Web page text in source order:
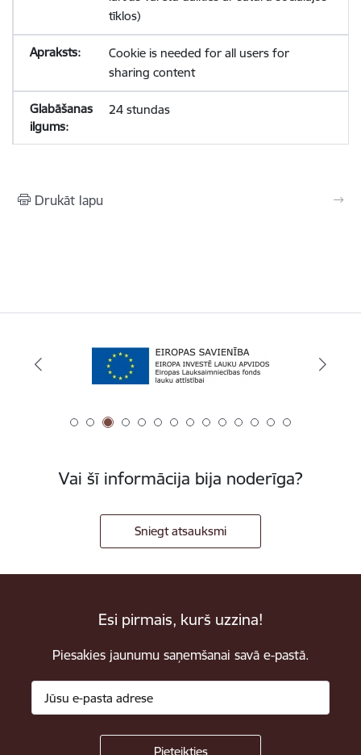
tīklos)
Cookie is needed for all users for
sharing content
24 stundas
Drukāt lapu
Vai šī informācija bija noderīga?
Sniegt atsauksmi
Esi pirmais, kurš uzzina!
Piesakies jaunumu saņemšanai savā e-pastā.